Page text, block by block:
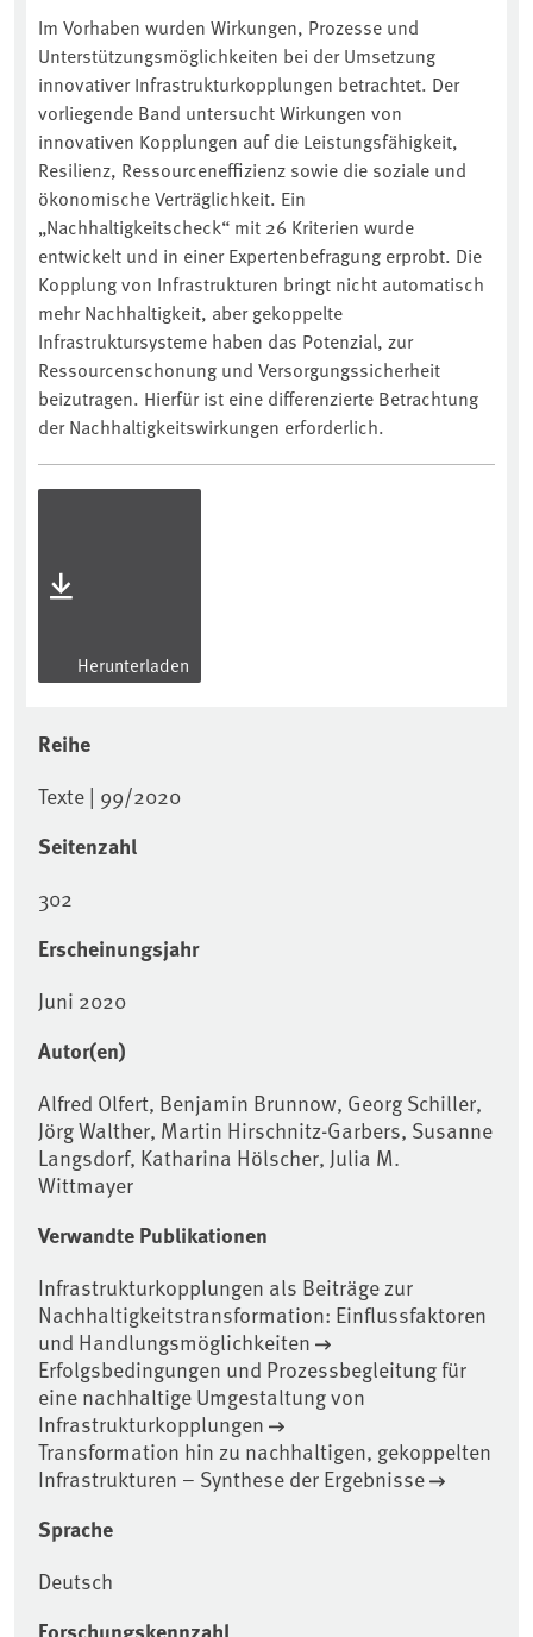
Im Vorhaben wurden Wirkungen, Prozesse und
Unterstützungsmöglichkeiten bei der Umsetzung
innovativer Infrastrukturkopplungen betrachtet. Der
vorliegende Band untersucht Wirkungen von
innovativen Kopplungen auf die Leistungsfähigkeit,
Resilienz, Ressourceneffizienz sowie die soziale und
ökonomische Verträglichkeit. Ein
„Nachhaltigkeitscheck“ mit 26 Kriterien wurde
entwickelt und in einer Expertenbefragung erprobt. Die
Kopplung von Infrastrukturen bringt nicht automatisch
mehr Nachhaltigkeit, aber gekoppelte
Infrastruktursysteme haben das Potenzial, zur
Ressourcenschonung und Versorgungssicherheit
beizutragen. Hierfür ist eine differenzierte Betrachtung
der Nachhaltigkeitswirkungen erforderlich.
Herunterladen
Reihe
Texte | 99/2020
Seitenzahl
302
Erscheinungsjahr
Juni 2020
Autor(en)
Alfred Olfert, Benjamin Brunnow, Georg Schiller,
Jörg Walther, Martin Hirschnitz-Garbers, Susanne
Langsdorf, Katharina Hölscher, Julia M.
Wittmayer
Verwandte Publikationen
Infrastrukturkopplungen als Beiträge zur
Nachhaltigkeitstransformation: Einflussfaktoren
und Handlungsmöglichkeiten
Erfolgsbedingungen und Prozessbegleitung für
eine nachhaltige Umgestaltung von
Infrastrukturkopplungen
Transformation hin zu nachhaltigen, gekoppelten
Infrastrukturen – Synthese der Ergebnisse
Sprache
Deutsch